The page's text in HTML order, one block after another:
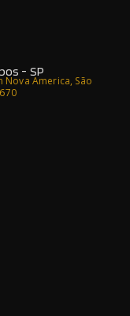
- SP
Nova America, São